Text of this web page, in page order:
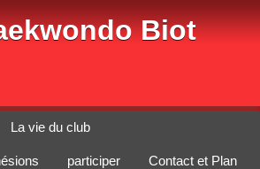
Biot
La vie du club
participer Contact et Plan
cookies